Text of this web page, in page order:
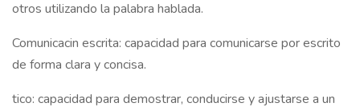
otros utilizando la palabra hablada.
Comunicacin escrita: capacidad para comunicarse por escrito
de forma clara y concisa.
tico: capacidad para demostrar, conducirse y ajustarse a un